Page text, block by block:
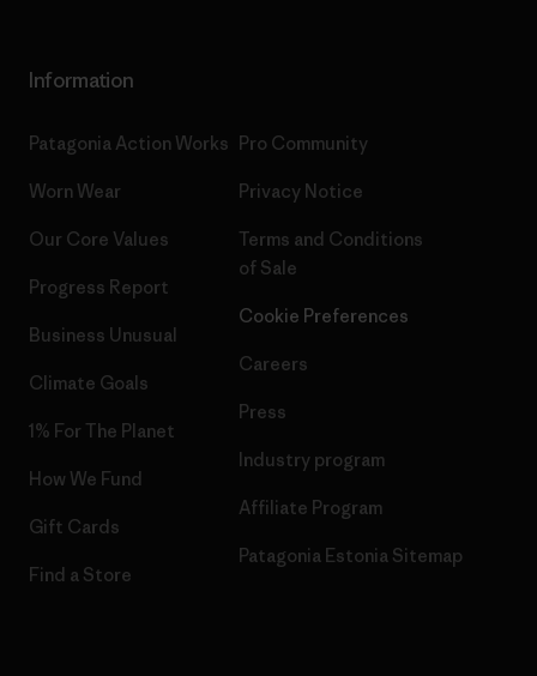
Information
Patagonia Action Works
Worn Wear
Our Core Values
Progress Report
Business Unusual
Climate Goals
1% For The Planet
How We Fund
Gift Cards
Find a Store
Pro Community
Privacy Notice
Terms and Conditions
of Sale
Cookie Preferences
Careers
Press
Industry program
Affiliate Program
Patagonia Estonia Sitemap